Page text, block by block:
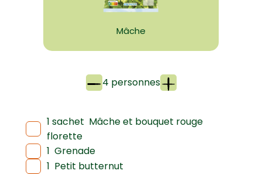
Mâche
4 personnes
1 sachet Mâche et bouquet rouge
florette
1 Grenade
1 Petit butternut